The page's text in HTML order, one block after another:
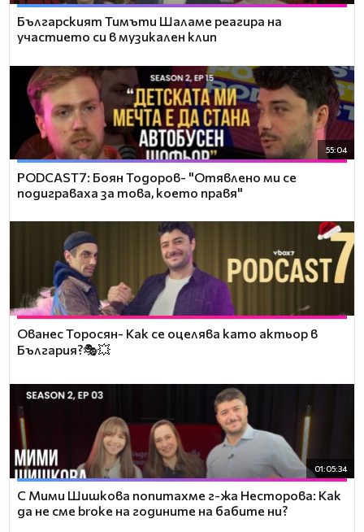
Българският Тимъти Шаламе реагира на
участието си в музикален клип
55:04
PODCAST7: ‪Боян Тодоров- "Отявлено ми се
подиграваха за това, което правя"
Ованес Торосян- Как се оцелява като актьор в
България?🎭💥
01:05:34
С Мими Шишкова попитахме г-жа Несторова: Как
да не сме broke на годините на бабите ни?